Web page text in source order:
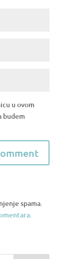
u ovom
budem
spama.